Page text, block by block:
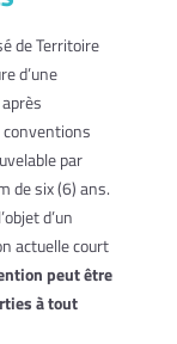
de Territoire
d’une
par
de six (6) ans.
d’un
actuelle court
peut être
à tout